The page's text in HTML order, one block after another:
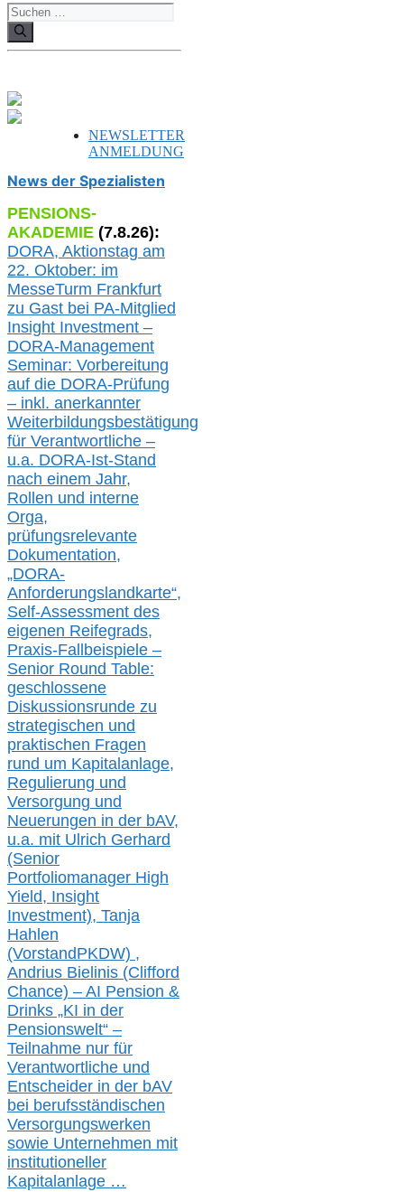
Suchen
nach:
NEWSLETTER
ANMELDUNG
News der Spezialisten
PENSIONS-
AKADEMIE (7.8.26):
DORA, Aktionstag am
22. Oktober: im
MesseTurm Frankfurt
zu Gast bei PA-Mitglied
Insight Investment –
DORA-Management
Seminar: Vorbereitung
auf die DORA-Prüfung
– inkl. anerkannter
Weiterbildungsbestätigung
für Verantwortliche –
u.a. DORA-Ist-Stand
nach einem Jahr,
Rollen und interne
Orga,
prüfungsrelevante
Dokumentation,
„DORA-
Anforderungslandkarte“,
Self-Assessment des
eigenen Reifegrads,
Praxis-Fallbeispiele –
Senior Round Table:
geschlossene
Diskussionsrunde zu
strategischen und
praktischen Fragen
rund um Kapitalanlage,
Regulierung und
Versorgung und
Neuerungen in der bAV,
u.a. mit Ulrich Gerhard
(Senior
Portfoliomanager High
Yield, Insight
Investment), Tanja
Hahlen
(VorstandPKDW) ,
Andrius Bielinis (Clifford
Chance) – AI Pension &
Drinks „KI in der
Pensionswelt“ –
Teilnahme nur für
Verantwortliche und
Entscheider in der bAV
bei berufsständischen
Versorgungswerken
sowie Unternehmen mit
institutioneller
Kapitalanlage …